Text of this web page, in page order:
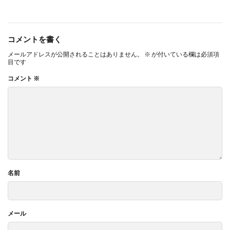
コメントを書く
メールアドレスが公開されることはありません。 ※ が付いている欄は必須項
目です
コメント ※
名前
メール